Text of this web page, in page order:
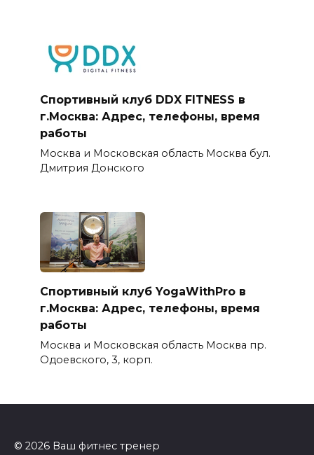
Спортивный клуб DDX FITNESS в
г.Москва: Адрес, телефоны, время
работы
Москва и Московская область Москва бул.
Дмитрия Донского
Спортивный клуб YogaWithPro в
г.Москва: Адрес, телефоны, время
работы
Москва и Московская область Москва пр.
Одоевского, 3, корп.
© 2026 Ваш фитнес тренер